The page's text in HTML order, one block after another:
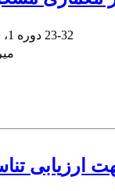
23-32
ارزیابی